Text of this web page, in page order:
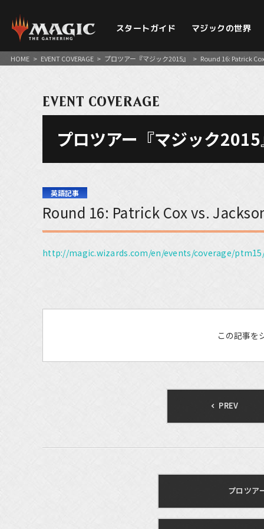
スタートガイド マジックの世界
HOME > EVENT COVERAGE > プロツアー『マジック2015』 > Round 16: Patrick
EVENT COVERAGE
プロツアー『マジック
英語記事
Round 16: Patrick Cox vs.
http://magic.wizards.com/en/events/coverage/
この記事を
PREV
プロツア